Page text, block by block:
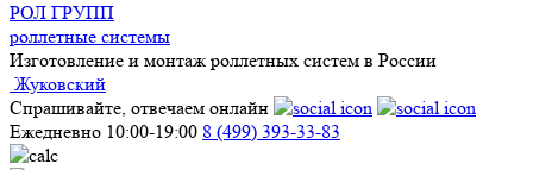
РОЛ ГРУПП
роллетные системы
Изготовление и монтаж роллетных систем в России
Жуковский
Спрашивайте, отвечаем онлайн
Ежедневно 10:00-19:00 8 (499) 393-33-83